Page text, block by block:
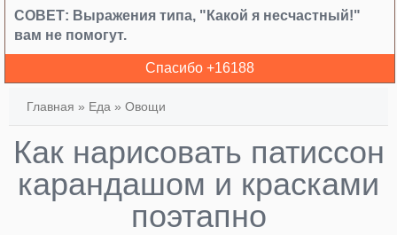
СОВЕТ: Выражения типа, "Какой я несчастный!"
вам не помогут.
Спасибо +16188
Главная » Еда » Овощи
Как нарисовать патиссон
карандашом и красками
поэтапно